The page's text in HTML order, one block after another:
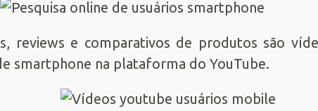
reviews e comparativos de produtos são
smartphone na plataforma do YouTube.